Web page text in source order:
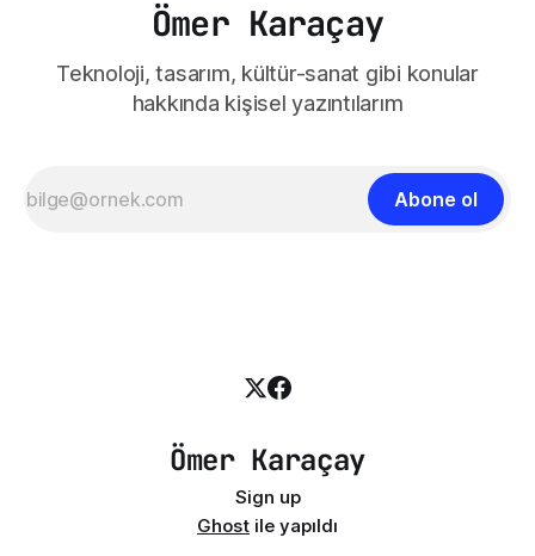
Ömer Karaçay
Teknoloji, tasarım, kültür-sanat gibi konular
hakkında kişisel yazıntılarım
Abone ol
Ömer Karaçay
Sign up
Ghost ile yapıldı